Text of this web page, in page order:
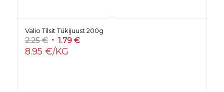
Valio Tilsit Tükijuust 200g
2.25€ Algne
hind
1.79 €Praegune
8.95 €/KG